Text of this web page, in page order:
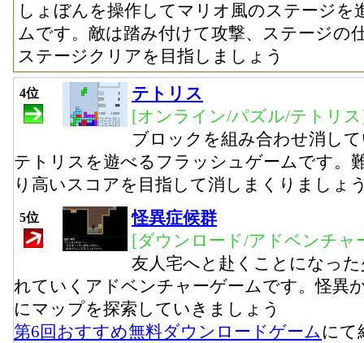
しょぼんを操作してマリオ風のステージを
ムです。敵は踏み付けて攻撃、ステージの
ステージクリアを目指しましょう
4位
テトリス
[オンライン/パズル/テトリ
ブロックを組み合わせ消し
テトリスを遊べるフラッシュゲームです。
り高いスコアを目指して消しまくりましょ
5位
怪異症候群
[ダウンロード/アドベンチャ
友人宅へと赴くことになっ
れていくアドベンチャーゲームです。怪異
にマップを探索していきましょう
第6回おすすめ無料ダウンロードゲームにて